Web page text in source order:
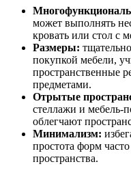
может выполнять
кровать или стол с
Размеры:
покупкой мебели,
пространственные
предметами.
Отрытые
стеллажи и мебель-
облегчают
Минимализм:
простота форм
пространства.